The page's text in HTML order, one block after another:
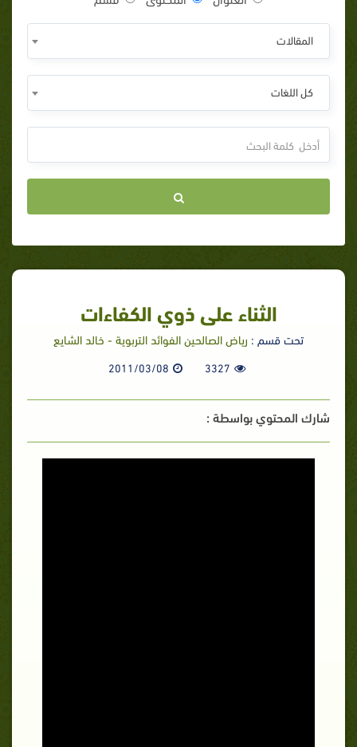
المقالات
كل اللغات
الثناء على ذوي الكفاءات
تحت قسم : رياض الصالحين الفوائد التربوية - خالد الشايع
3327
2011/03/08
شارك المحتوي بواسطة :